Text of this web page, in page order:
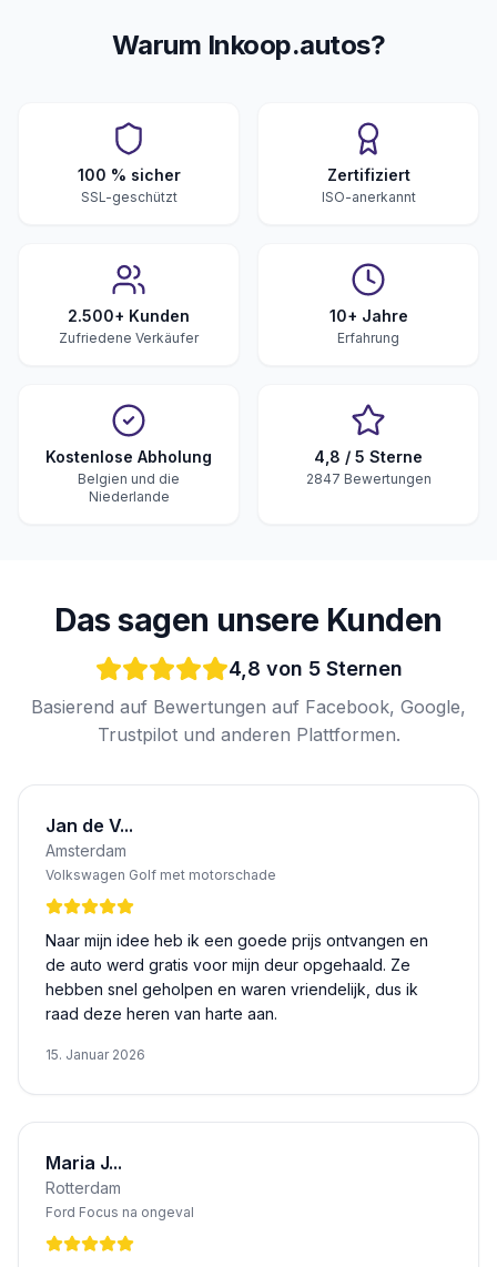
Warum Inkoop.autos?
100 % sicher
SSL-geschützt
Zertifiziert
ISO-anerkannt
2.500+ Kunden
Zufriedene Verkäufer
10+ Jahre
Erfahrung
Kostenlose Abholung
Belgien und die
Niederlande
4,8 / 5 Sterne
2847 Bewertungen
Das sagen unsere Kunden
4,8 von 5 Sternen
Basierend auf Bewertungen auf Facebook, Google,
Trustpilot und anderen Plattformen.
Jan de V...
Amsterdam
Volkswagen Golf met motorschade
Naar mijn idee heb ik een goede prijs ontvangen en
de auto werd gratis voor mijn deur opgehaald. Ze
hebben snel geholpen en waren vriendelijk, dus ik
raad deze heren van harte aan.
15. Januar 2026
Maria J...
Rotterdam
Ford Focus na ongeval